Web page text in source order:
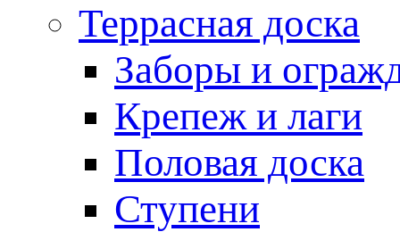
Террасная доска
Заборы и
Крепеж и лаги
Половая доска
Ступени